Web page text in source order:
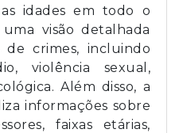
idades em todo o
visão detalhada
crimes, incluindo
violência sexual,
Além disso, a
informações sobre
faixas etárias,